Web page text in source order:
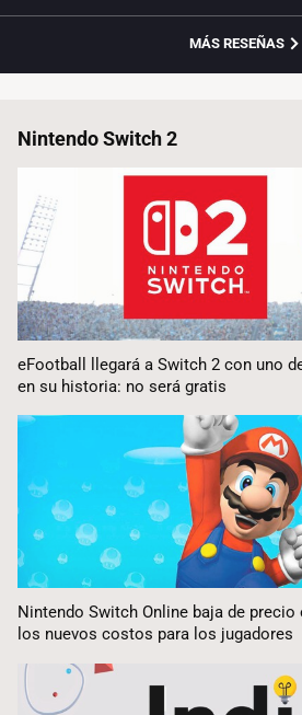
MÁS RESEÑAS
Nintendo Switch 2
eFootball llegará a Switch 2 con uno
en su historia: no será gratis
Nintendo Switch Online baja de
los nuevos costos para los jugadores